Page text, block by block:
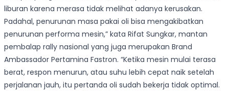
liburan karena merasa tidak melihat adanya kerusakan.
Padahal, penurunan masa pakai oli bisa mengakibatkan
penurunan performa mesin,” kata Rifat Sungkar, mantan
pembalap rally nasional yang juga merupakan Brand
Ambassador Pertamina Fastron. “Ketika mesin mulai terasa
berat, respon menurun, atau suhu lebih cepat naik setelah
perjalanan jauh, itu pertanda oli sudah bekerja tidak optimal.